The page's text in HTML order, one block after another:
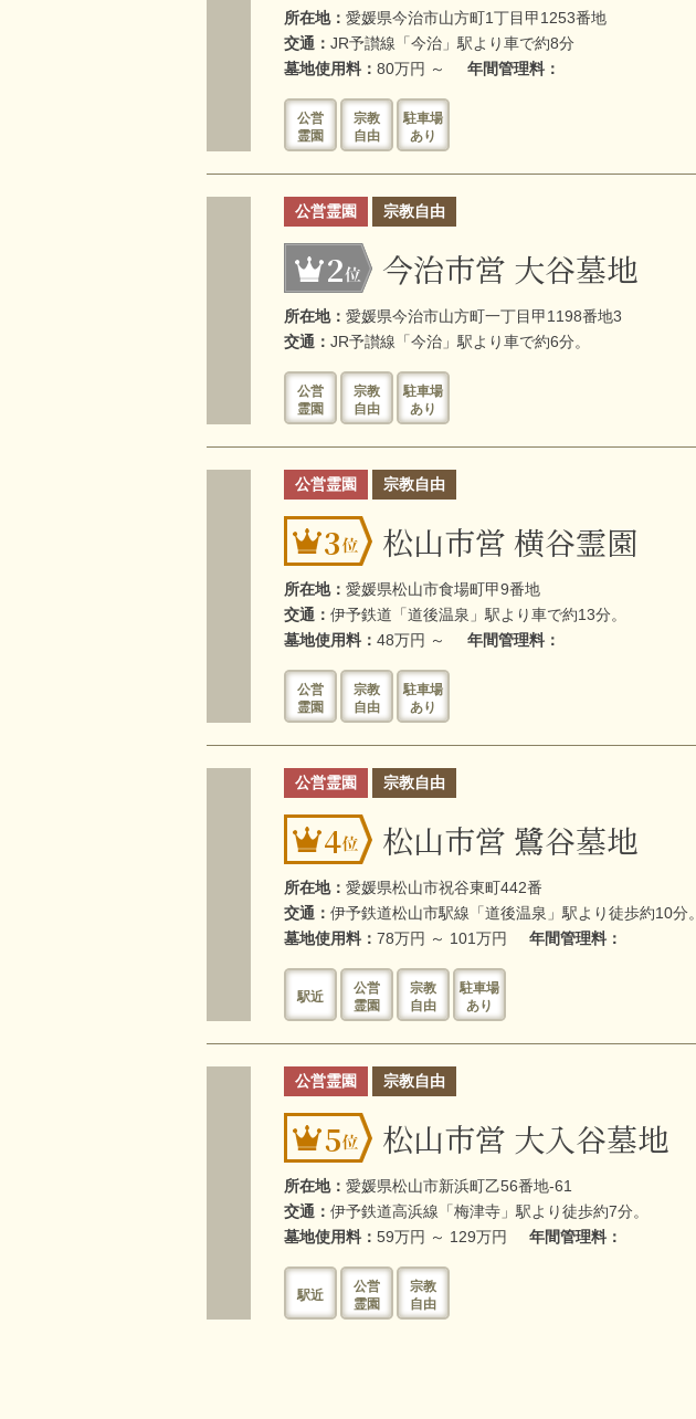
所在地： 愛媛県今治市山方町1丁目甲1253番地
交通： JR予讃線「今治」駅より車で約8分
墓地使用料： 80万円 ～ 年間管理料：
公営
霊園
宗教
自由
駐車場
あり
公営霊園 宗教自由
2 今治市営 大谷墓地
所在地： 愛媛県今治市山方町一丁目甲1198番地3
交通： JR予讃線「今治」駅より車で約6分。
公営
霊園
宗教
自由
駐車場
あり
公営霊園 宗教自由
3 松山市営 横谷霊園
所在地： 愛媛県松山市食場町甲9番地
交通： 伊予鉄道「道後温泉」駅より車で約13分。
墓地使用料： 48万円 ～ 年間管理料：
公営
霊園
宗教
自由
駐車場
あり
公営霊園 宗教自由
4 松山市営 鷺谷墓地
所在地： 愛媛県松山市祝谷東町442番
交通： 伊予鉄道松山市駅線「道後温泉」駅より徒歩約10分。
墓地使用料： 78万円 ～ 101万円 年間管理料：
駅近
公営
霊園
宗教
自由
駐車場
あり
公営霊園 宗教自由
5 松山市営 大入谷墓地
所在地： 愛媛県松山市新浜町乙56番地-61
交通： 伊予鉄道高浜線「梅津寺」駅より徒歩約7分。
墓地使用料： 59万円 ～ 129万円 年間管理料：
駅近
公営
霊園
宗教
自由